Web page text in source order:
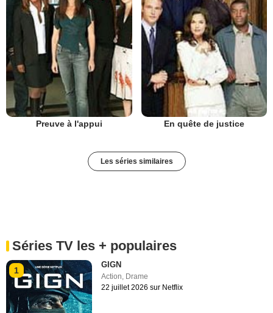
Preuve à l'appui En quête de justice
Les séries similaires
Séries TV les + populaires
1
GIGN
Action Drame
22 juillet 2026 sur Netflix